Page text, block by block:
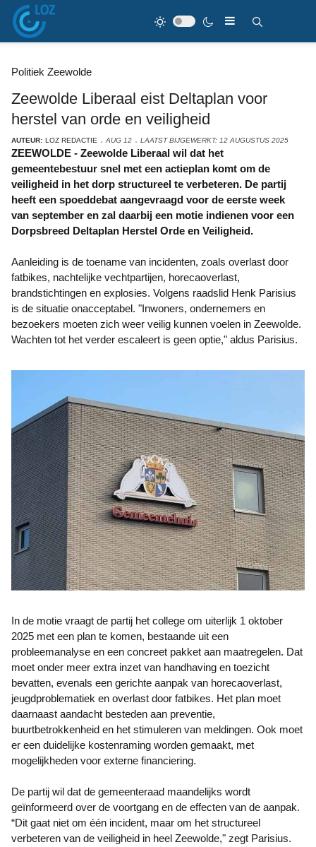
Politiek Zeewolde
Zeewolde Liberaal eist Deltaplan voor
herstel van orde en veiligheid
AUTEUR: LOZ REDACTIE AUG 12 LAATST BIJGEWERKT: 12 AUGUSTUS 2025
ZEEWOLDE - Zeewolde Liberaal wil dat het
gemeentebestuur snel met een actieplan komt om de
veiligheid in het dorp structureel te verbeteren. De partij
heeft een spoeddebat aangevraagd voor de eerste week
van september en zal daarbij een motie indienen voor een
Dorpsbreed Deltaplan Herstel Orde en Veiligheid.
Aanleiding is de toename van incidenten, zoals overlast door
fatbikes, nachtelijke vechtpartijen, horecaoverlast,
brandstichtingen en explosies. Volgens raadslid Henk Parisius
is de situatie onacceptabel. "Inwoners, ondernemers en
bezoekers moeten zich weer veilig kunnen voelen in Zeewolde.
Wachten tot het verder escaleert is geen optie," aldus Parisius.
In de motie vraagt de partij het college om uiterlijk 1 oktober
2025 met een plan te komen, bestaande uit een
probleemanalyse en een concreet pakket aan maatregelen. Dat
moet onder meer extra inzet van handhaving en toezicht
bevatten, evenals een gerichte aanpak van horecaoverlast,
jeugdproblematiek en overlast door fatbikes. Het plan moet
daarnaast aandacht besteden aan preventie,
buurtbetrokkenheid en het stimuleren van meldingen. Ook moet
er een duidelijke kostenraming worden gemaakt, met
mogelijkheden voor externe financiering.
De partij wil dat de gemeenteraad maandelijks wordt
geïnformeerd over de voortgang en de effecten van de aanpak.
“Dit gaat niet om één incident, maar om het structureel
verbeteren van de veiligheid in heel Zeewolde," zegt Parisius.